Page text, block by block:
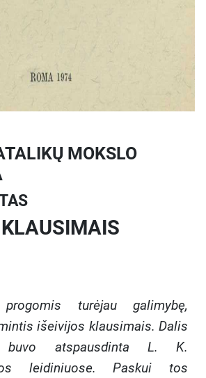
susiformuoti mažoms, bet
bendruomenėms. Pabaigoje jis
brėžia ir „Ketvirtosios Lietuvos“
viziją – laisvos, demokratinės,
Reikšmė
yra gilus ir įkvepiantis veikalas,
nepraradęs savo aktualumo ir
šiandien. Tai ne tik istorinis
tėvynės. Knyga moko, kad tremtis
gali tapti ne dvasinės mirties, o
kūrybinės galios šaltiniu, jei tik
išeivija įsisąmonins savo istorinę
misiją ir atsakomybę. Tai brandaus
MOKSLO
turėjau galimybę,
išeivijos klausimais. Dalis
atspausdinta L. K.
leidiniuose. Paskui tos